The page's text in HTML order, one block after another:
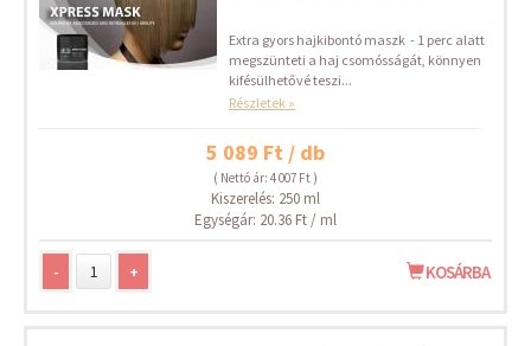
Extra gyors hajkibontó maszk - 1 perc alatt
megszünteti a haj csomósságát, könnyen
kifésülhetővé teszi...
Részletek »
5 089 Ft / db
( Nettó ár: 4 007 Ft )
Kiszerelés: 250 ml
Egységár: 20.36 Ft / ml
- + KOSÁRBA